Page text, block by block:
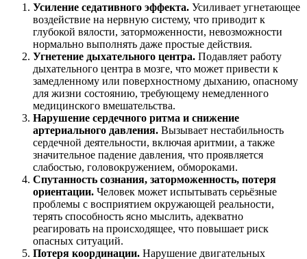
Усиление седативного эффекта. Усиливает угнетающее
воздействие на нервную систему, что приводит к
глубокой вялости, заторможенности, невозможности
нормально выполнять даже простые действия.
Угнетение дыхательного центра. Подавляет работу
дыхательного центра в мозге, что может привести к
замедленному или поверхностному дыханию, опасному
для жизни состоянию, требующему немедленного
медицинского вмешательства.
Нарушение сердечного ритма и снижение
артериального давления. Вызывает нестабильность
сердечной деятельности, включая аритмии, а также
значительное падение давления, что проявляется
слабостью, головокружением, обмороками.
Спутанность сознания, заторможенность, потеря
ориентации. Человек может испытывать серьёзные
проблемы с восприятием окружающей реальности,
терять способность ясно мыслить, адекватно
реагировать на происходящее, что повышает риск
опасных ситуаций.
Потеря координации. Нарушение двигательных